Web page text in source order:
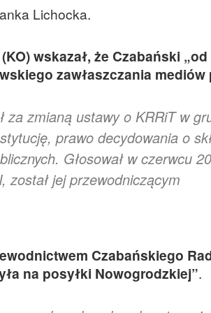
Lichocka.
wskazał, że Czabański
zawłaszczania
za zmianą ustawy o KRRiT w
prawo decydowania o
Głosował w czerwcu
został jej przewodniczącym
Czabańskiego
na posyłki Nowogrodzkiej”.